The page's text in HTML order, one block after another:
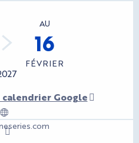
AU
16
FÉVRIER
Google